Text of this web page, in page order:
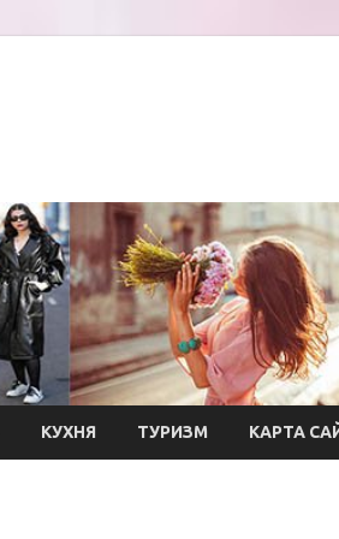
КУХНЯ ТУРИЗМ КАРТА